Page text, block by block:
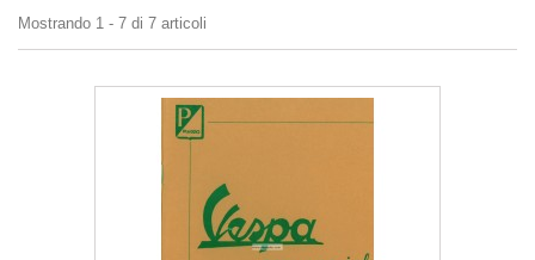
Mostrando 1 - 7 di 7 articoli